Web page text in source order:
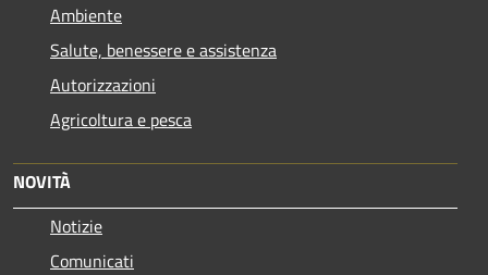
Ambiente
Salute, benessere e assistenza
Autorizzazioni
Agricoltura e pesca
NOVITÀ
Notizie
Comunicati